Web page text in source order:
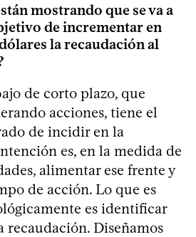
mostrando que se va a
de incrementar en
la recaudación al
de corto plazo, que
acciones, tiene el
de incidir en la
es, en la medida de
alimentar ese frente y
de acción. Lo que es
es identificar
recaudación. Diseñamos